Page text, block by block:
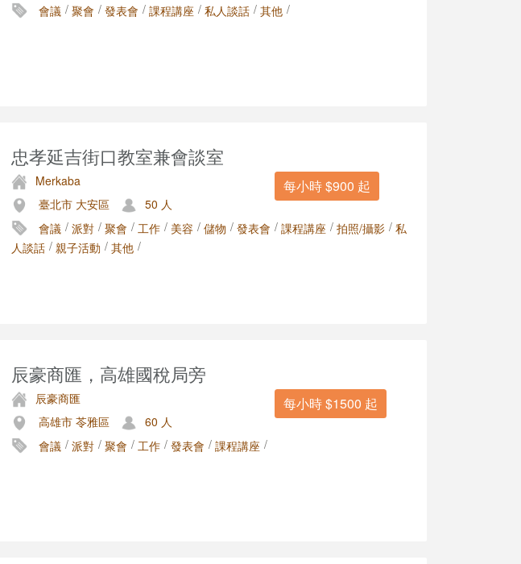
會議 / 聚會 / 發表會 / 課程講座 / 私人談話 / 其他 /
忠孝延吉街口教室兼會談室
每小時 $900 起
Merkaba
臺北市 大安區
50 人
會議 / 派對 / 聚會 / 工作 / 美容 / 儲物 / 發表會 / 課程講座 / 拍照/攝影 / 私
人談話 / 親子活動 / 其他 /
辰豪商匯，高雄國稅局旁
每小時 $1500 起
辰豪商匯
高雄市 苓雅區
60 人
會議 / 派對 / 聚會 / 工作 / 發表會 / 課程講座 /